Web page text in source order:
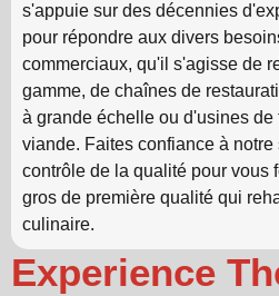
s'appuie sur des décennies
pour répondre aux divers
commerciaux, qu'il s'agisse de
gamme, de chaînes de
à grande échelle ou d'usines de
viande. Faites confiance à
contrôle de la qualité pour vous
gros de première qualité qui
culinaire.
Experience